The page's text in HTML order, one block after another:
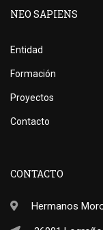
NEO SAPIENS
Entidad
Formación
Proyectos
Contacto
CONTACTO
Hermanos